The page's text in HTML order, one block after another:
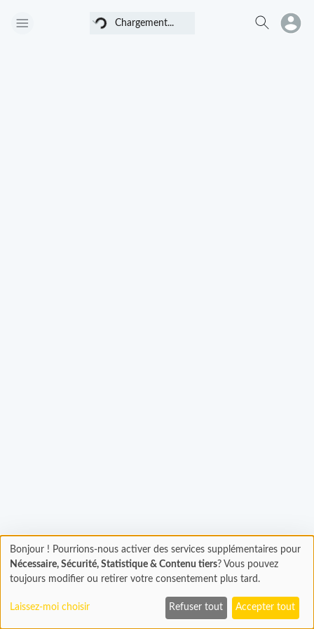
Chargement... Chargement...
Chargement
En cours...
Bonjour ! Pourrions-nous activer des services supplémentaires pour
Nécessaire, Sécurité, Statistique & Contenu tiers? Vous pouvez
toujours modifier ou retirer votre consentement plus tard.
Laissez-moi choisir Refuser tout Accepter tout